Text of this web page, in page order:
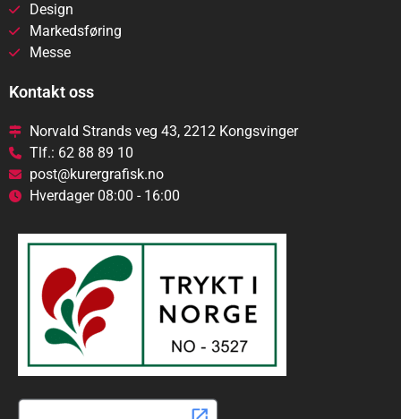
Design
Markedsføring
Messe
Kontakt oss
Norvald Strands veg 43, 2212 Kongsvinger
Tlf.: 62 88 89 10
post@kurergrafisk.no
Hverdager 08:00 - 16:00